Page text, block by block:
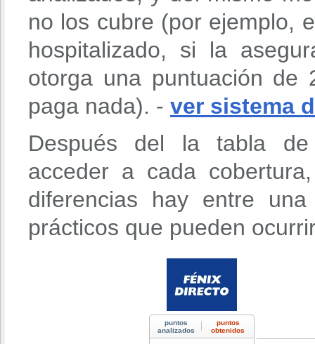
no los cubre (por ejemplo,
hospitalizado, si la
otorga una puntuación
paga nada). - ver sistema
Después del la tabla de
acceder a cada
diferencias hay entre
prácticos que pueden